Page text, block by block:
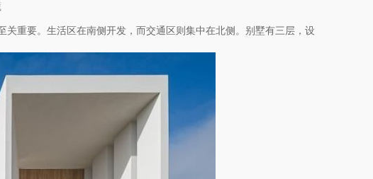
重要。生活区在南侧开发，而交通区则集中在北侧。别墅有三层，设